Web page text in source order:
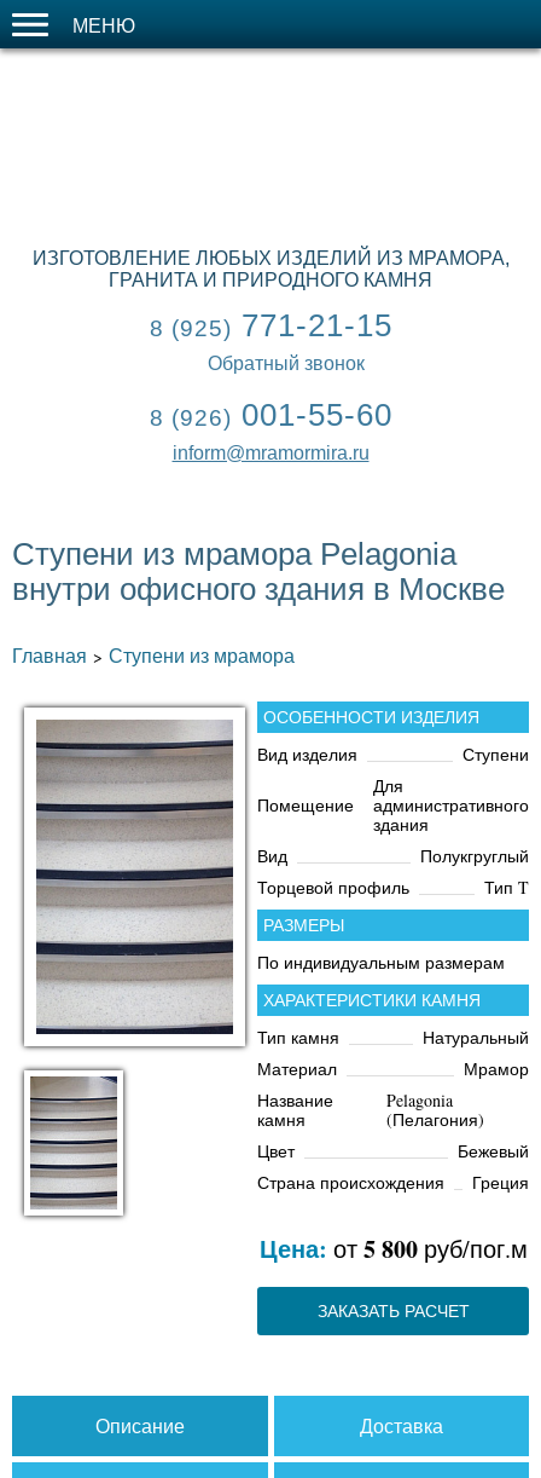
МЕНЮ
ИЗГОТОВЛЕНИЕ ЛЮБЫХ ИЗДЕЛИЙ ИЗ МРАМОРА,
ГРАНИТА И ПРИРОДНОГО КАМНЯ
8 (925) 771-21-15
Обратный звонок
8 (926) 001-55-60
inform@mramormira.ru
Ступени из мрамора Pelagonia
внутри офисного здания в Москве
Главная > Ступени из мрамора
ОСОБЕННОСТИ ИЗДЕЛИЯ
Вид изделия
Ступени
Помещение
Для
административного
здания
Вид
Полукгруглый
Торцевой профиль
Тип T
РАЗМЕРЫ
По индивидуальным размерам
ХАРАКТЕРИСТИКИ КАМНЯ
Тип камня
Натуральный
Материал
Мрамор
Название
камня
Pelagonia
(Пелагония)
Цвет
Бежевый
Страна происхождения
Греция
Цена: от5 800руб/пог.м
ЗАКАЗАТЬ РАСЧЕТ
Описание Доставка